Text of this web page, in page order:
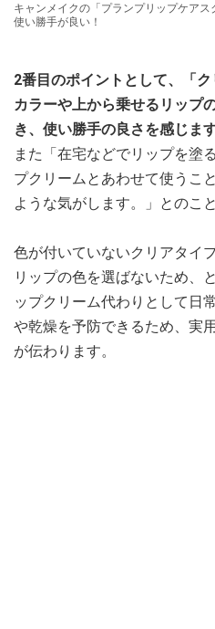
キャンメイクの「プランプリップケア
使い勝手が良い！
2番目のポイントとして、「
カラーや上から乗せるリップ
き、使い勝手の良さを感じま
また「在宅などでリップを塗
プクリームとあわせて使うこ
ような気がします。」とのこと
色が付いていないクリアタイ
リップの色を選ばないため、
ップクリーム代わりとして日
や乾燥を予防できるため、実
が伝わります。